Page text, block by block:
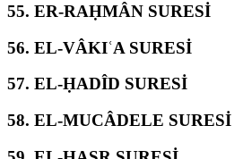
55. ER-RAḤMÂN SURESİ
56. EL-VÂKIʿA SURESİ
57. EL-ḤADÎD SURESİ
58. EL-MUCÂDELE SURESİ